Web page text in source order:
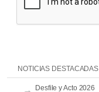
NOTICIAS DESTACADAS
Desfile y Acto 2026